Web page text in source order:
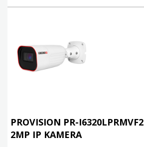
PROVISION PR-I6320LPRMVF2
2MP IP KAMERA